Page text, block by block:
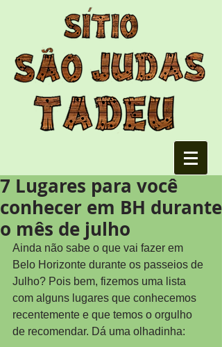
7 Lugares para você
conhecer em BH durante
o mês de julho
Ainda não sabe o que vai fazer em
Belo Horizonte durante os passeios de
Julho? Pois bem, fizemos uma lista
com alguns lugares que conhecemos
recentemente e que temos o orgulho
de recomendar. Dá uma olhadinha: